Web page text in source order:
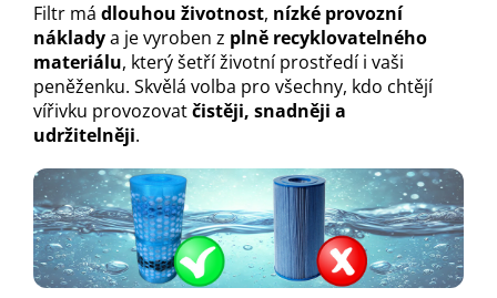
Filtr má dlouhou životnost, nízké provozní
nákladya je vyroben z plně recyklovatelného
materiálu, který šetří životní prostředí i vaši
peněženku. Skvělá volba pro všechny, kdo chtějí
vířivku provozovatčistěji, snadněji a
udržitelněji.